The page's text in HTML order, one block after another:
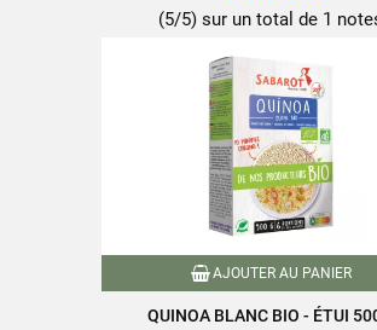
Caractéristiques produit
RéférencePF00327
Références
(5/5) sur un total de 1
AJOUTER AU PANIER
QUINOA BLANC BIO - ÉTUI